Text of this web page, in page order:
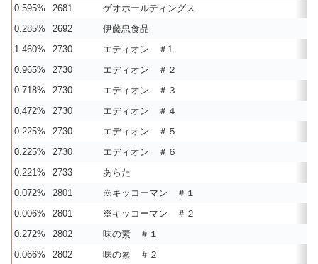
0.595%
2681
ゲオホールディングス
0.285%
2692
伊藤忠食品
1.460%
2730
エディオン ＃1
0.965%
2730
エディオン ＃２
0.718%
2730
エディオン ＃３
0.472%
2730
エディオン ＃４
0.225%
2730
エディオン ＃５
0.225%
2730
エディオン ＃６
0.221%
2733
あらた
0.072%
2801
※キッコーマン ＃１
0.006%
2801
※キッコーマン ＃２
0.272%
2802
味の素 ＃１
0.066%
2802
味の素 ＃２